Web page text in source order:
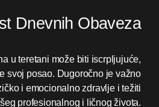
Dnevnih Obaveza
u teretani može biti iscrpljujuće,
svoj posao. Dugoročno je važno
i emocionalno zdravlje i težiti
profesionalnog i ličnog života.